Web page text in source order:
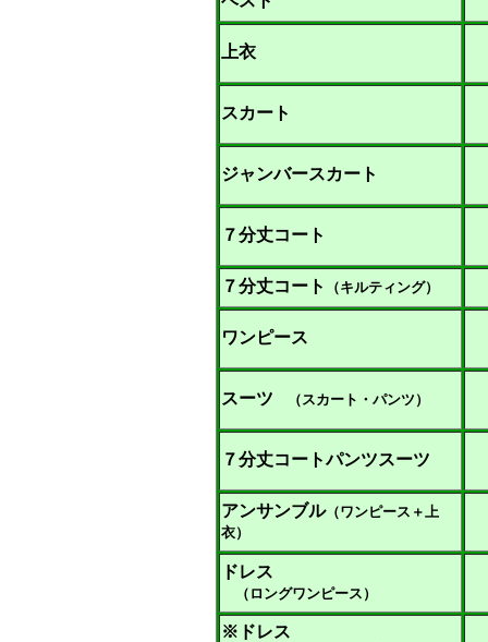
上衣
スカート
ジャンバースカート
７分丈コート
７分丈コート （キルティング）
ワンピース
スーツ （スカート・パンツ）
７分丈コートパンツスーツ
アンサンブル（ワンピース＋上
衣）
ドレス
（ ロングワンピース ）
※ドレス